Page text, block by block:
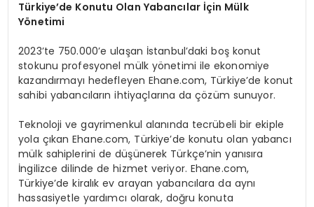
Türkiye’de Konutu Olan Yabancılar İçin Mülk
Yönetimi
2023’te 750.000’e ulaşan İstanbul’daki boş konut
stokunu profesyonel mülk yönetimi ile ekonomiye
kazandırmayı hedefleyen Ehane.com, Türkiye’de konut
sahibi yabancıların ihtiyaçlarına da çözüm sunuyor.
Teknoloji ve gayrimenkul alanında tecrübeli bir ekiple
yola çıkan Ehane.com, Türkiye’de konutu olan yabancı
mülk sahiplerini de düşünerek Türkçe’nin yanısıra
İngilizce dilinde de hizmet veriyor. Ehane.com,
Türkiye’de kiralık ev arayan yabancılara da aynı
hassasiyetle yardımcı olarak, doğru konuta